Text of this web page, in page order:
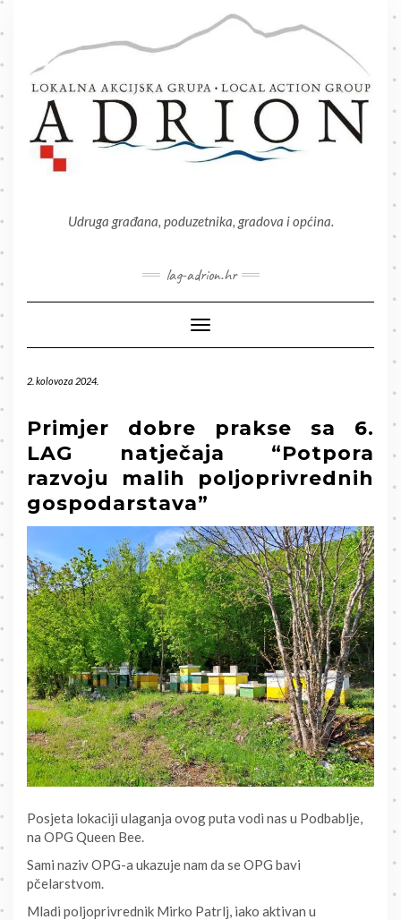
Skip
Udruga građana, poduzetnika, gradova i općina.
lag-adrion.hr
Toggle Navigation
2. kolovoza 2024.
Primjer dobre prakse sa 6.
LAG natječaja “Potpora
razvoju malih poljoprivrednih
gospodarstava”
Posjeta lokaciji ulaganja ovog puta vodi nas u Podbablje,
na OPG Queen Bee.
Sami naziv OPG-a ukazuje nam da se OPG bavi
pčelarstvom.
Mladi poljoprivrednik Mirko Patrlj, iako aktivan u